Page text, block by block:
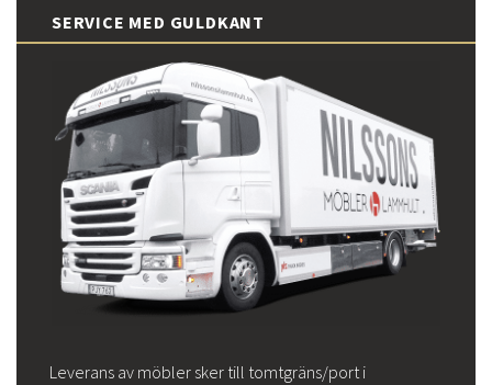
SERVICE MED GULDKANT
Leverans av möbler sker till tomtgräns/port i